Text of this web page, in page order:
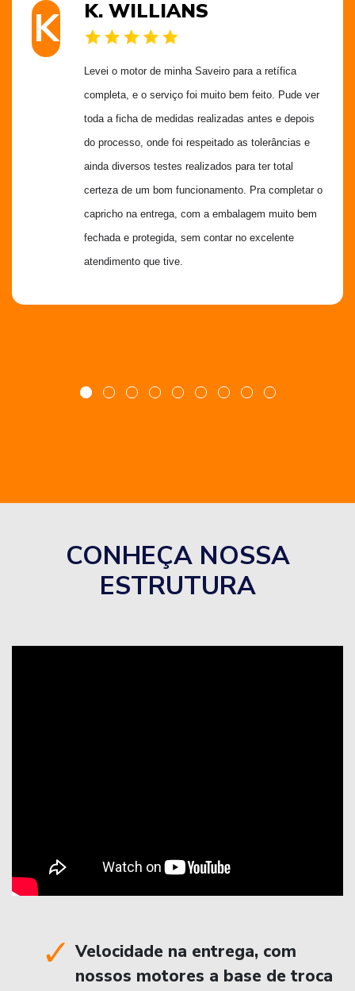
K K. WILLIANS
Levei o motor de minha Saveiro para a retífica
completa, e o serviço foi muito bem feito. Pude ver
toda a ficha de medidas realizadas antes e depois
do processo, onde foi respeitado as tolerâncias e
ainda diversos testes realizados para ter total
certeza de um bom funcionamento. Pra completar o
capricho na entrega, com a embalagem muito bem
fechada e protegida, sem contar no excelente
atendimento que tive.
CONHEÇA NOSSA
ESTRUTURA
Velocidade na entrega, com
nossos motores a base de troca